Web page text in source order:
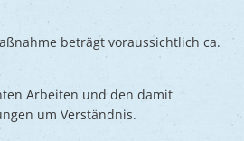
beträgt voraussichtlich ca.
Arbeiten und den damit
um Verständnis.